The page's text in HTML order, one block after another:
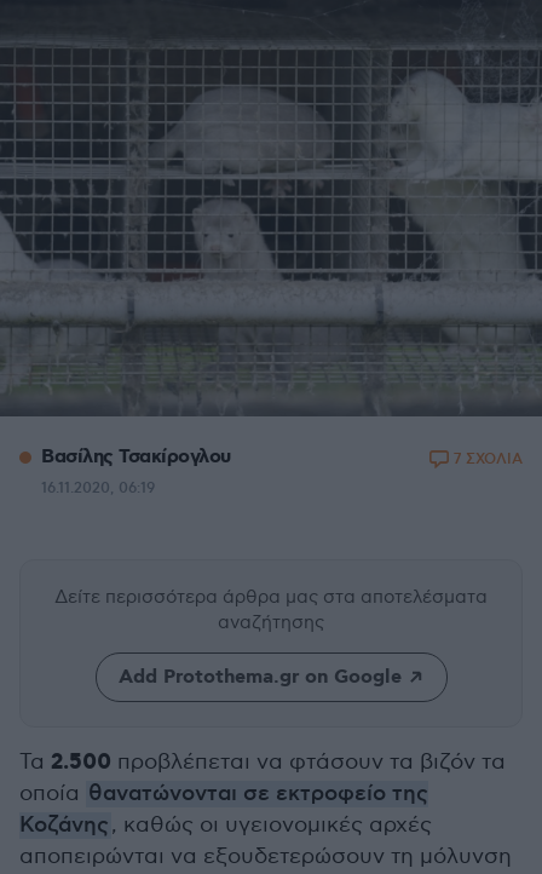
Βασίλης Τσακίρογλου
16.11.2020, 06:19
7 ΣΧΟΛΙΑ
Δείτε περισσότερα άρθρα μας στα αποτελέσματα
αναζήτησης
Add Protothema.gr on Google
Τα 2.500 προβλέπεται να φτάσουν τα βιζόν τα
οποία θανατώνονται σε εκτροφείο της
Κοζάνης, καθώς οι υγειονομικές αρχές
αποπειρώνται να εξουδετερώσουν τη μόλυνση